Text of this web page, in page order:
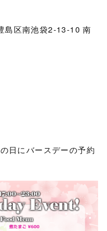
区南池袋2-13-10 南
日にバースデーの予約